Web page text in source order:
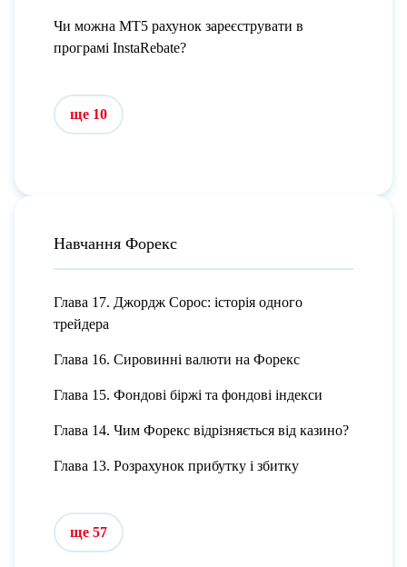
Чи можна МТ5 рахунок зареєструвати в
програмі InstaRebate?
ще 10
Навчання Форекс
Глава 17. Джордж Сорос: історія одного
трейдера
Глава 16. Сировинні валюти на Форекс
Глава 15. Фондові біржі та фондові індекси
Глава 14. Чим Форекс відрізняється від казино?
Глава 13. Розрахунок прибутку і збитку
ще 57